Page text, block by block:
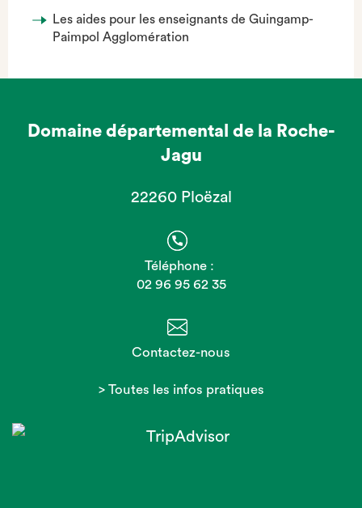
Les aides pour les enseignants de Guingamp-
Paimpol Agglomération
Domaine départemental de la Roche-
Jagu
22260 Ploëzal
Téléphone :
02 96 95 62 35
Contactez-nous
> Toutes les infos pratiques